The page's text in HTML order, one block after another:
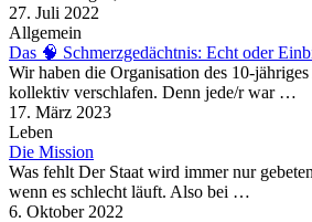
27. Juli 2022
Allgemein
Das 🧠 Schmerzgedächtnis: Echt oder
Wir haben die Organisation des 10-
kollektiv verschlafen. Denn jede/r war …
17. März 2023
Leben
Die Mission
Was fehlt Der Staat wird immer nur
wenn es schlecht läuft. Also bei …
6. Oktober 2022